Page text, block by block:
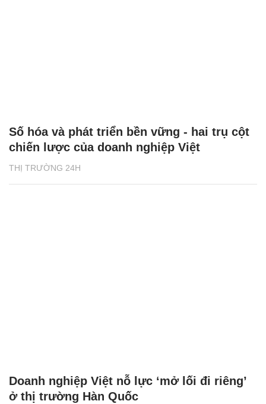
THỊ TRƯỜNG 24H
Số hóa và phát triển bền vững - hai trụ cột
chiến lược của doanh nghiệp Việt
Doanh nghiệp Việt nỗ lực ‘mở lối đi riêng’
ở thị trường Hàn Quốc